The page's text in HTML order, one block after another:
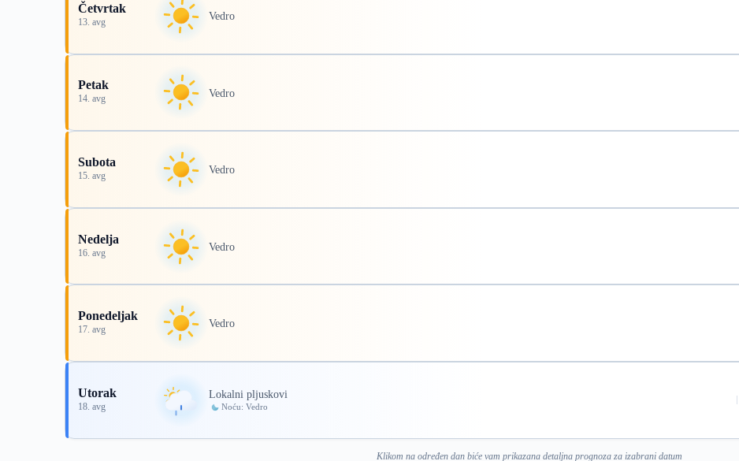
Četvrtak
13. avg Vedro
Petak
14. avg Vedro
Subota
15. avg Vedro
Nedelja
16. avg Vedro
Ponedeljak
17. avg Vedro
Utorak
18. avg
Lokalni pljuskovi
Noću: Vedro
Klikom na određen dan biće vam prikazana detaljna prognoza za izabrani datum